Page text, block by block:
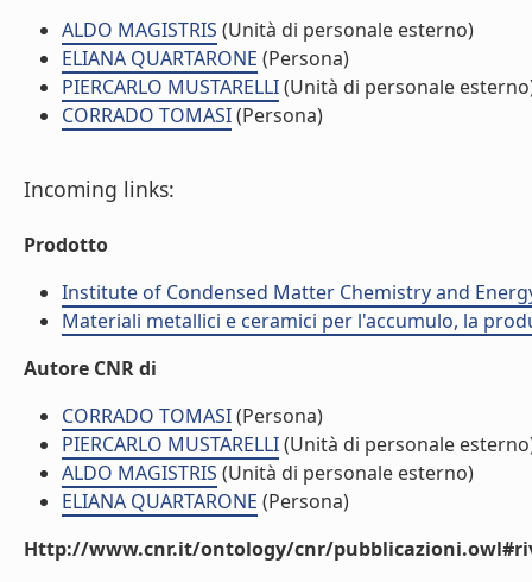
ALDO MAGISTRIS (Unità di personale esterno)
ELIANA QUARTARONE (Persona)
PIERCARLO MUSTARELLI(Unità di personale
CORRADO TOMASI(Persona)
Incoming links:
Prodotto
Institute of Condensed Matter Chemistry and
Materiali metallici e ceramici per l'accumulo, la
Autore CNR di
CORRADO TOMASI(Persona)
PIERCARLO MUSTARELLI(Unità di personale
ALDO MAGISTRIS (Unità di personale esterno)
ELIANA QUARTARONE (Persona)
Http://www.cnr.it/ontology/cnr/